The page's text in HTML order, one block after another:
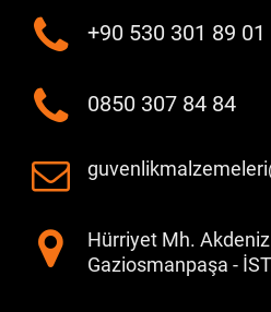
+90 530 301 89 01
0850 307 84 84
Hürriyet Mh.
Gaziosmanpaşa -